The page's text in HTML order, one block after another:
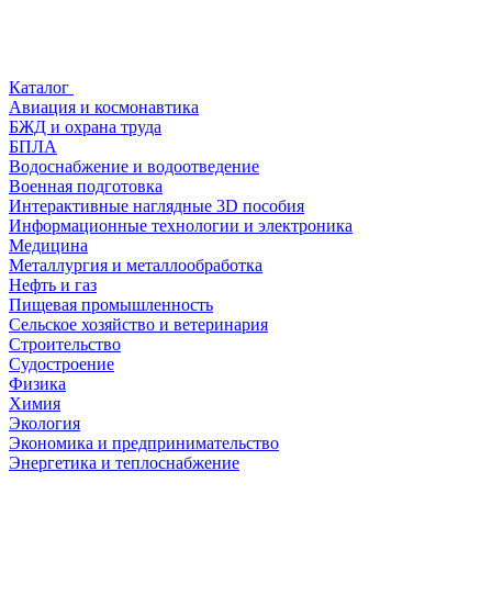
Каталог
Авиация и космонавтика
БЖД и охрана труда
БПЛА
Водоснабжение и водоотведение
Военная подготовка
Интерактивные наглядные 3D пособия
Информационные технологии и электроника
Медицина
Металлургия и металлообработка
Нефть и газ
Пищевая промышленность
Сельское хозяйство и ветеринария
Строительство
Судостроение
Физика
Химия
Экология
Экономика и предпринимательство
Энергетика и теплоснабжение